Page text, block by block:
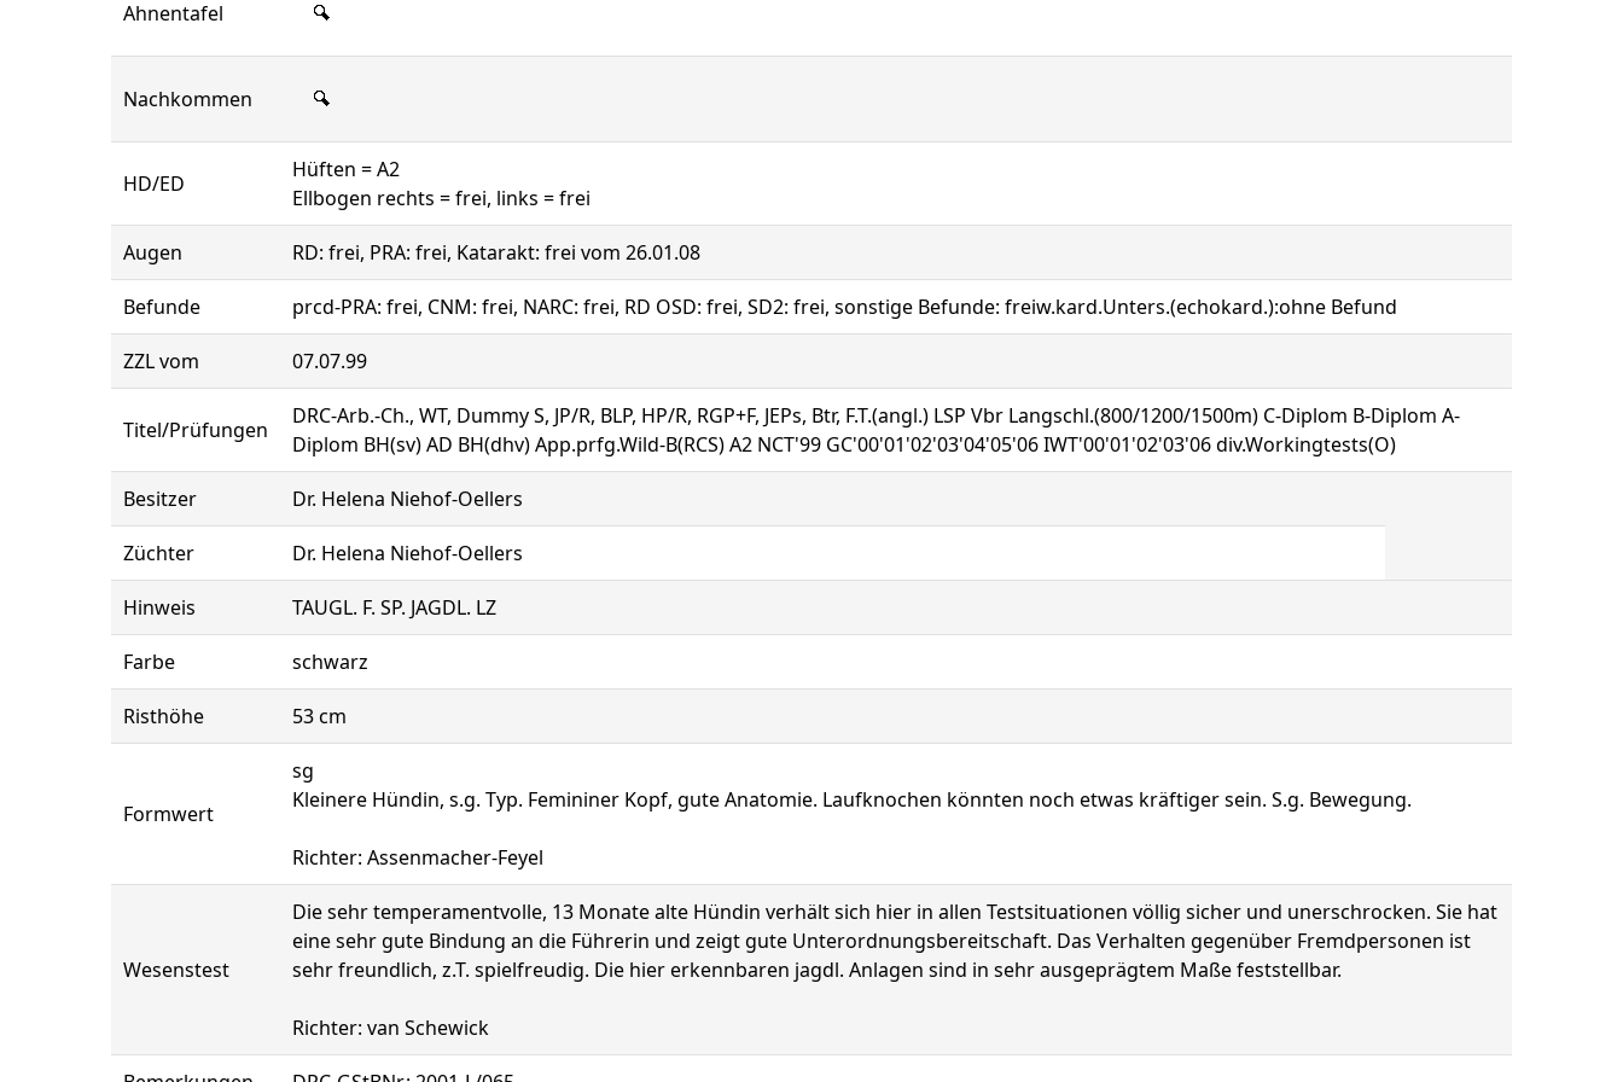
Ahnentafel
Nachkommen
HD/ED
Hüften = A2
Ellbogen rechts = frei, links = frei
Augen RD: frei, PRA: frei, Katarakt: frei vom 26.01.08
Befunde prcd-PRA: frei, CNM: frei, NARC: frei, RD OSD: frei, SD2: frei, sonstige Befunde: freiw.kard.Unters.(echokard.):ohne Befund
ZZL vom 07.07.99
Titel/Prüfungen
DRC-Arb.-Ch., WT, Dummy S, JP/R, BLP, HP/R, RGP+F, JEPs, Btr, F.T.(angl.) LSP Vbr Langschl.(800/1200/1500m) C-Diplom B-Diplom A-
Diplom BH(sv) AD BH(dhv) App.prfg.Wild-B(RCS) A2 NCT'99 GC'00'01'02'03'04'05'06 IWT'00'01'02'03'06 div.Workingtests(O)
Besitzer Dr. Helena Niehof-Oellers
Züchter Dr. Helena Niehof-Oellers
Hinweis TAUGL. F. SP. JAGDL. LZ
Farbe schwarz
Risthöhe 53 cm
Formwert
sg
Kleinere Hündin, s.g. Typ. Femininer Kopf, gute Anatomie. Laufknochen könnten noch etwas kräftiger sein. S.g. Bewegung.
Richter: Assenmacher-Feyel
Wesenstest
Die sehr temperamentvolle, 13 Monate alte Hündin verhält sich hier in allen Testsituationen völlig sicher und unerschrocken. Sie hat
eine sehr gute Bindung an die Führerin und zeigt gute Unterordnungsbereitschaft. Das Verhalten gegenüber Fremdpersonen ist
sehr freundlich, z.T. spielfreudig. Die hier erkennbaren jagdl. Anlagen sind in sehr ausgeprägtem Maße feststellbar.
Richter: van Schewick